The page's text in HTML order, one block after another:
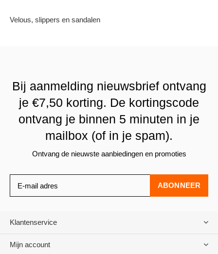
Velous, slippers en sandalen
Bij aanmelding nieuwsbrief ontvang
je €7,50 korting. De kortingscode
ontvang je binnen 5 minuten in je
mailbox (of in je spam).
Ontvang de nieuwste aanbiedingen en promoties
ABONNEER
Klantenservice
Mijn account